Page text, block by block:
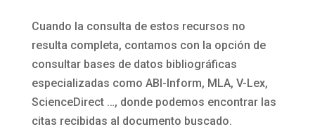
Cuando la consulta de estos recursos no
resulta completa, contamos con la opción de
consultar bases de datos bibliográficas
especializadas como ABI-Inform, MLA, V-Lex,
ScienceDirect …, donde podemos encontrar las
citas recibidas al documento buscado.